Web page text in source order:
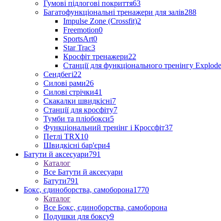
Гумові підлогові покриття63
Багатофункціональні тренажери для залів288
Impulse Zone (Crossfit)2
Freemotion0
SportsArt0
Star Trac3
Кросфіт тренажери22
Станції для функціонального тренінгу Explode
Сендбегі22
Силові рами26
Силові стрічки41
Скакалки швидкісні7
Станції для кросфіту7
Тумби та пліобокси5
Функціональний тренінг і Кроссфіт37
Петлі TRX10
Швидкісні бар'єри4
Батути й аксесуари791
Каталог
Все Батути й аксесуари
Батути791
Бокс, єдиноборства, самоборона1770
Каталог
Все Бокс, єдиноборства, самоборона
Подушки для боксу9